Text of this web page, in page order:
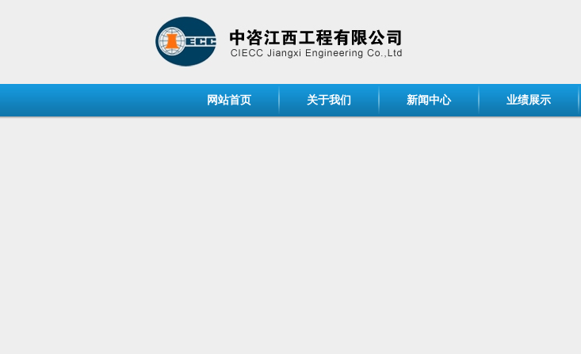
网站首页 关于我们 新闻中心 业绩展示